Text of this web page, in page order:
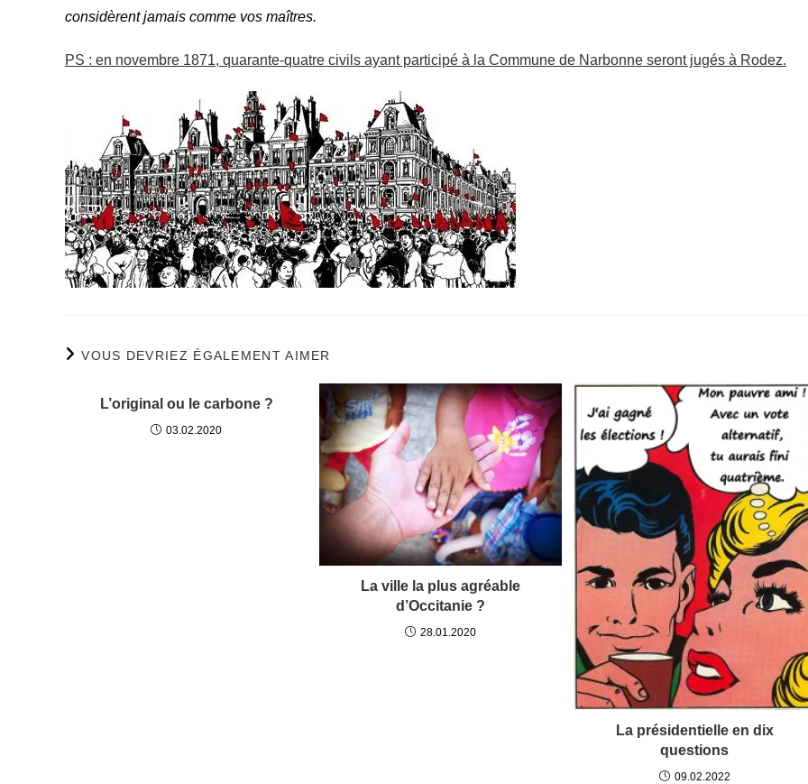
considèrent jamais comme vos maîtres.
PS : en novembre 1871, quarante-quatre civils ayant participé à la Commune de Narbonne seront jugés à Rodez.
VOUS DEVRIEZ ÉGALEMENT AIMER
L’original ou le carbone ?
03.02.2020
La ville la plus agréable
d’Occitanie ?
28.01.2020
La présidentielle en dix
questions
09.02.2022